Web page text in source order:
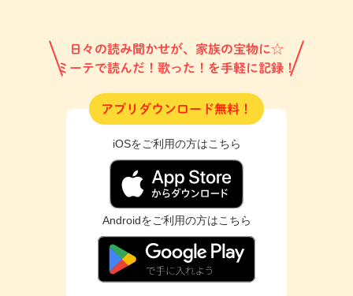
日々の読み聞かせが、家族の宝物に☆
ミーテで読んだ！歌った！を手軽に記録！
アプリダウンロード無料！
iOSをご利用の方はこちら
Androidをご利用の方はこちら